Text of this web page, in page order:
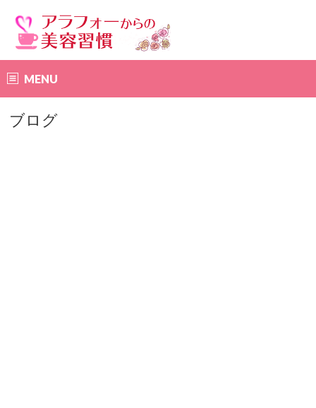
MENU
ブログ